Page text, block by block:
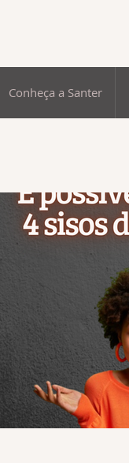
Conheça a Santer